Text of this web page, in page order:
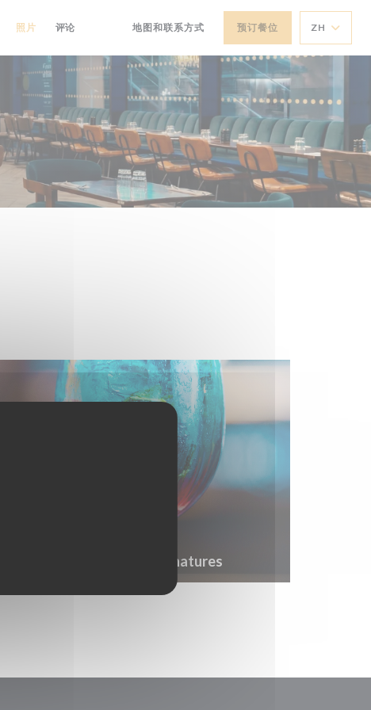
照片 评论
((在新窗口中打开))
((在新窗口中打开))
地图和联系方式 预订餐位 ZH
Nos Cocktails signatures